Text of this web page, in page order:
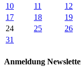
10
11 12
17
18 19
24
25 26
31
Anmeldung